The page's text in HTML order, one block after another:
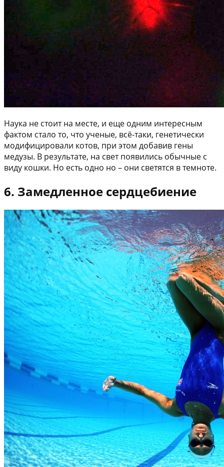
Наука не стоит на месте, и еще одним интересным
фактом стало то, что ученые, всё-таки, генетически
модифицировали котов, при этом добавив гены
медузы. В результате, на свет появились обычные с
виду кошки. Но есть одно но – они светятся в темноте.
6. Замедленное сердцебиение